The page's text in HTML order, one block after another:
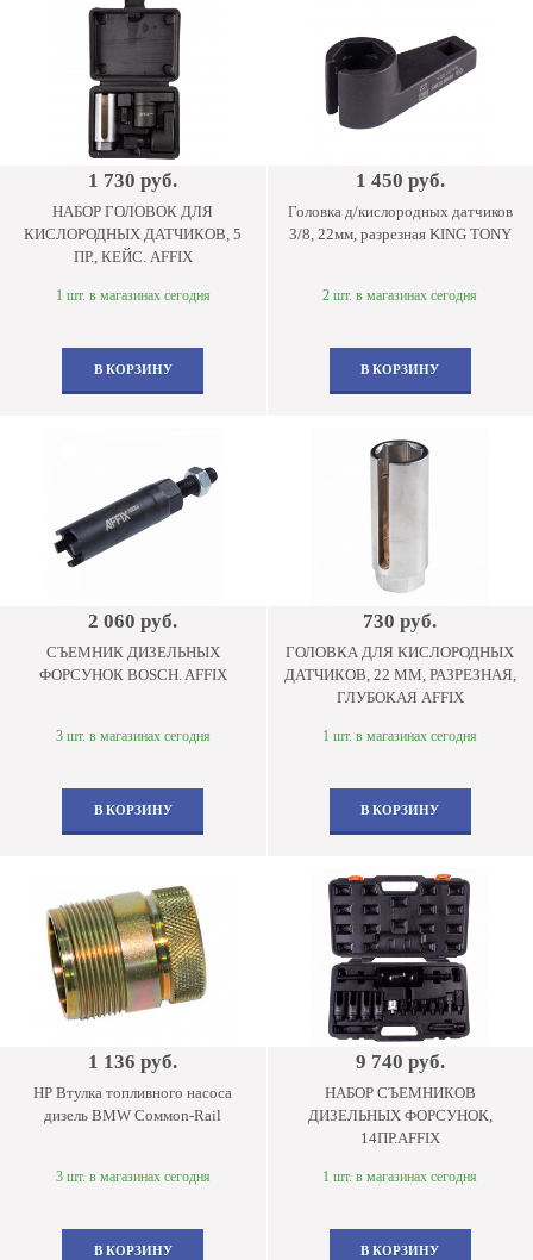
1 730 руб.
НАБОР ГОЛОВОК ДЛЯ
КИСЛОРОДНЫХ ДАТЧИКОВ, 5
ПР., КЕЙС. AFFIX
1 шт. в магазинах сегодня
В КОРЗИНУ
1 450 руб.
Головка д/кислородных датчиков
3/8, 22мм, разрезная KING TONY
2 шт. в магазинах сегодня
В КОРЗИНУ
2 060 руб.
СЪЕМНИК ДИЗЕЛЬНЫХ
ФОРСУНОК BOSCH. AFFIX
3 шт. в магазинах сегодня
В КОРЗИНУ
730 руб.
ГОЛОВКА ДЛЯ КИСЛОРОДНЫХ
ДАТЧИКОВ, 22 ММ, РАЗРЕЗНАЯ,
ГЛУБОКАЯ AFFIX
1 шт. в магазинах сегодня
В КОРЗИНУ
1 136 руб.
HP Втулка топливного насоса
дизель BMW Coммon-Rail
3 шт. в магазинах сегодня
В КОРЗИНУ
9 740 руб.
НАБОР СЪЕМНИКОВ
ДИЗЕЛЬНЫХ ФОРСУНОК,
14ПР.AFFIX
1 шт. в магазинах сегодня
В КОРЗИНУ